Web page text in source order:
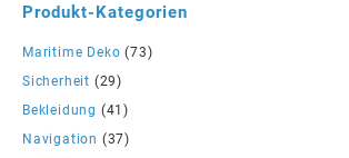
Produkt-Kategorien
Maritime Deko (73)
Sicherheit (29)
Bekleidung (41)
Navigation (37)